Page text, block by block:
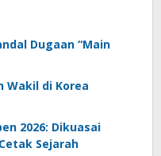
Dugaan “Main
Wakil di Korea
2026: Dikuasai
Sejarah